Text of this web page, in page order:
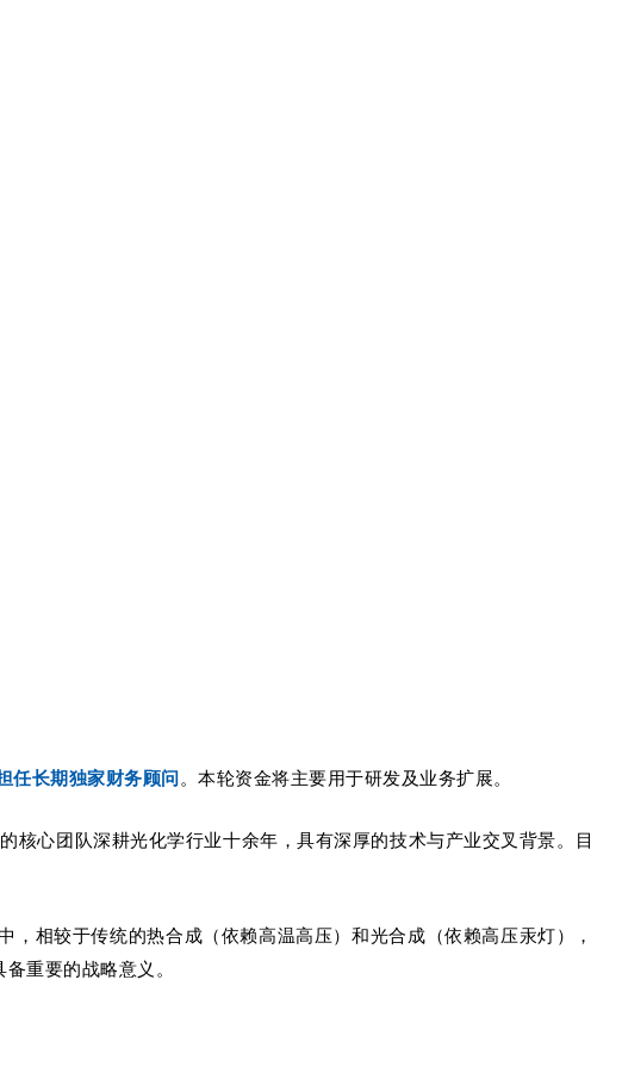
任长期独家财务顾问。 本轮资金将主要用于研发及业务扩展。
核心团队深耕光化学行业十余年 ，具有深厚的技术与产业交叉背景。目
相较于传统的热合成（依赖高温高压）和光合成（依赖高压汞灯），
重要的战略意义。